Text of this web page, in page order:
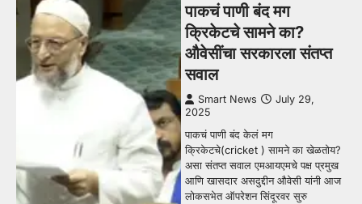
पाकचं पाणी बंद मग
क्रिकेटचे सामने का?
औवेसींचा सरकारला संतप्त
सवाल
Smart News
July 29,
2025
पाकचं पाणी बंद केलं मग
क्रिकेटचे(cricket ) सामने का खेळतोय?
असा संतप्त सवाल एमआयएमचे पक्ष प्रमुख
आणि खासदार असदुद्दीन औवेसी यांनी आज
लोकसभेत ऑपरेशन सिंदूरवर सुरु